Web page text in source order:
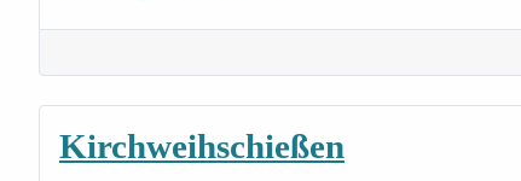
Kirchweihschießen